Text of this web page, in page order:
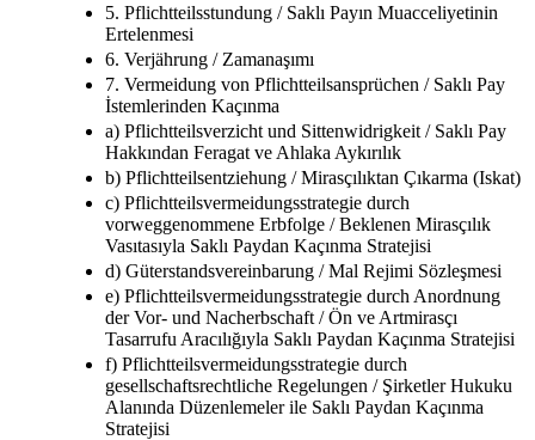
5. Pflichtteilsstundung / Saklı Payın Muacceliyetinin
Ertelenmesi
6. Verjährung / Zamanaşımı
7. Vermeidung von Pflichtteilsansprüchen / Saklı Pay
İstemlerinden Kaçınma
a) Pflichtteilsverzicht und Sittenwidrigkeit / Saklı Pay
Hakkından Feragat ve Ahlaka Aykırılık
b) Pflichtteilsentziehung / Mirasçılıktan Çıkarma (Iskat)
c) Pflichtteilsvermeidungsstrategie durch
vorweggenommene Erbfolge / Beklenen Mirasçılık
Vasıtasıyla Saklı Paydan Kaçınma Stratejisi
d) Güterstandsvereinbarung / Mal Rejimi Sözleşmesi
e) Pflichtteilsvermeidungsstrategie durch Anordnung
der Vor- und Nacherbschaft / Ön ve Artmirasçı
Tasarrufu Aracılığıyla Saklı Paydan Kaçınma Stratejisi
f) Pflichtteilsvermeidungsstrategie durch
gesellschaftsrechtliche Regelungen / Şirketler Hukuku
Alanında Düzenlemeler ile Saklı Paydan Kaçınma
Stratejisi